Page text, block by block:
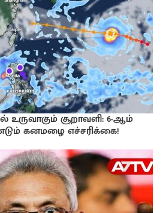
உருவாகும் சூறாவளி: 6-ஆம்
கனமழை எச்சரிக்கை!